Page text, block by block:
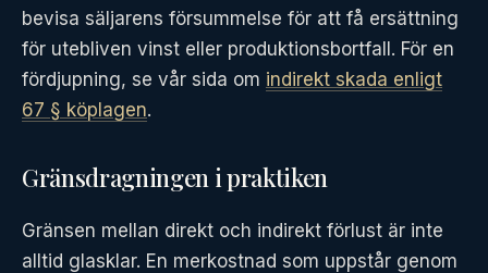
bevisa säljarens försummelse för att få ersättning
för utebliven vinst eller produktionsbortfall. För en
fördjupning, se vår sida om indirekt skada enligt
67 § köplagen.
Gränsdragningen i praktiken
Gränsen mellan direkt och indirekt förlust är inte
alltid glasklar. En merkostnad som uppstår genom